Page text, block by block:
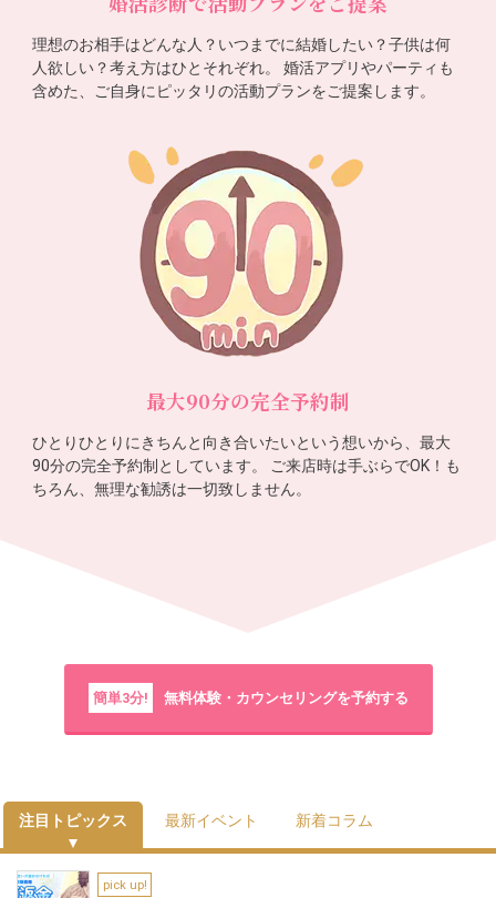
理想のお相手はどんな人？いつまでに結婚したい？子供は何
人欲しい？考え方はひとそれぞれ。 婚活アプリやパーティも
含めた、ご自身にピッタリの活動プランをご提案します。
最大90分の完全予約制
ひとりひとりにきちんと向き合いたいという想いから、最大
90分の完全予約制としています。 ご来店時は手ぶらでOK！も
ちろん、無理な勧誘は一切致しません。
簡単3分! 無料体験・カウンセリングを予約する
注目トピックス 最新イベント 新着コラム
pick up!